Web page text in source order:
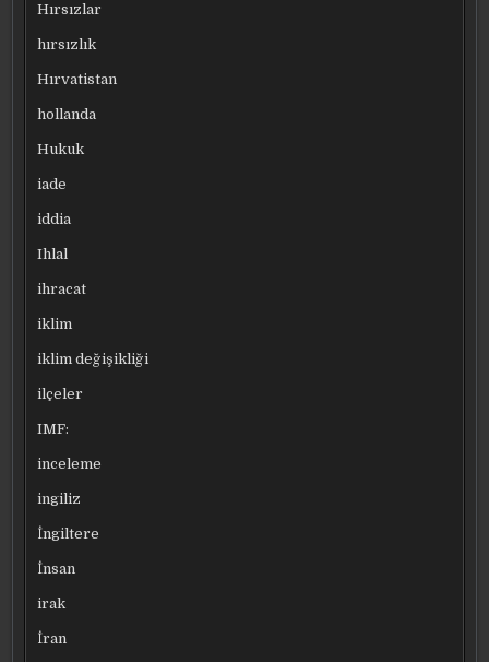
Hırsızlar
hırsızlık
Hırvatistan
hollanda
Hukuk
iade
iddia
Ihlal
ihracat
iklim
iklim değişikliği
ilçeler
IMF:
inceleme
ingiliz
İngiltere
İnsan
irak
İran